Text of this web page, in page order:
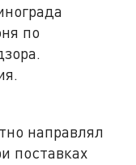
по
направлял
поставках